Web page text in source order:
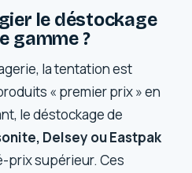
le déstockage
gamme ?
la tentation est
« premier prix » en
le déstockage de
Delsey ou Eastpak
prix supérieur. Ces